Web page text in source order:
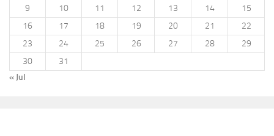
9
10 11 12 13 14
15
16
17 18 19 20 21
22
23
24 25 26 27 28
29
30
31
« Jul